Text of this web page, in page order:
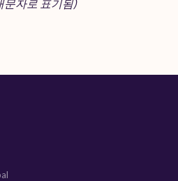
문자로 표기됨)